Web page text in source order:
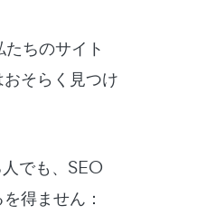
ちのサイト
そらく見つけ
でも、SEO
得ません：